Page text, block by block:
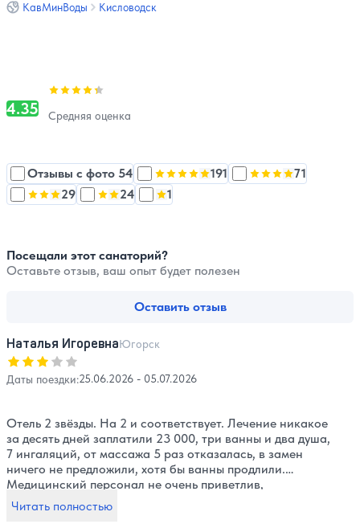
КавМинВоды Кисловодск
Средняя оценка
4.35
Оценка, количество звезд:
Посещали этот санаторий?
Оставьте отзыв, ваш опыт будет полезен
Оставить отзыв
Отзывы с фото 54 Оценка, количество звезд:
191 Оценка,71
Оценка, количество звезд:
29 Оценка, количество звезд:
24 Оценка, количество звезд:
1
Наталья ИгоревнаЮгорск
Оценка, количество звезд:
Даты поездки:25.06.2026 - 05.07.2026
Отель 2 звёзды. На 2 и соответствует. Лечение никакое
за десять дней заплатили 23 000, три ванны и два душа,
7 ингаляций, от массажа 5 раз отказалась, в замен
ничего не предложили, хотя бы ванны продлили.
Медицинский персонал не очень приветлив,
сюсюкаются только с теми, кто к ним ездит по 10 раз,
новенькие им по барабану. В целом персонал не плохой,
Читать полностью